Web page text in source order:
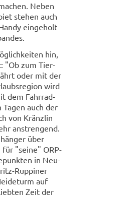
Neben
ste­hen auch
ein­ge­holt
hin,
"Ob zum Tier­
oder mit der
wird
dem Fahr­rad­
auch der
von Kränz­lin
an­stren­gend.
über
"seine" ORP-​
in Neu­
​Ruppiner
auf
Zeit der